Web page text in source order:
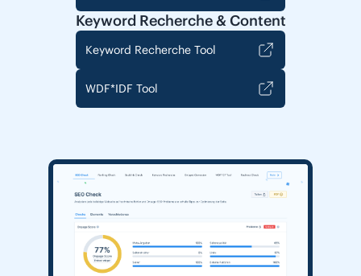
Keyword Recherche & Content
Keyword Recherche Tool
WDF*IDF Tool